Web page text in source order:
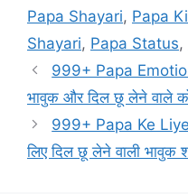
Papa Shayari, Papa
Shayari, Papa Status,
999+ Papa
भावुक और दिल छू लेने वाले
999+ Papa Ke
लिए दिल छू लेने वाली भावुक